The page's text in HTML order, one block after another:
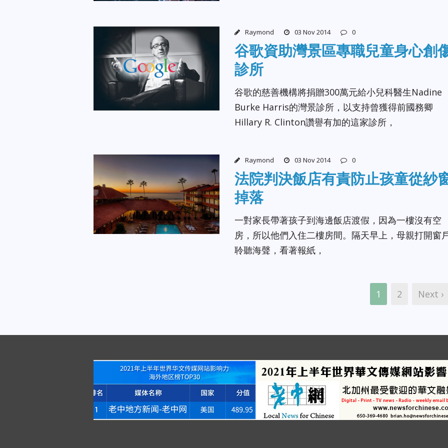
Raymond 03 Nov 2014 0
谷歌資助灣景區專職兒童身心創
診所
谷歌的慈善機構將捐贈300萬元給小兒科醫生Nadine
Burke Harris的灣景診所，以支持曾獲得前國務卿
Hillary R. Clinton讚譽有加的這家診所，
Raymond 03 Nov 2014 0
法院判決飯店有責防止孩童從紗
掉落
一對家長帶著孩子到海邊飯店渡假，因為一樓沒有空
房，所以他們入住二樓房間。隔天早上，母親打開窗
聆聽海聲，看著報紙，
1 2 Next ›